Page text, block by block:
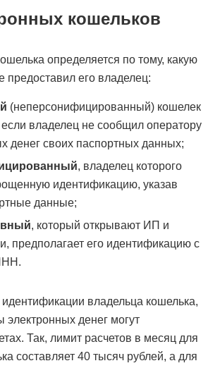
кошельков
определяется по тому, какую
его владелец:
(неперсонифицированный) кошелек
владелец не сообщил оператору
денег своих паспортных данных;
, владелец которого
идентификацию, указав
данные;
, который открывают ИП и
предполагает его идентификацию с
владельца кошелька,
денег могут
Так, лимит расчетов в месяц для
составляет 40 тысяч рублей, а для